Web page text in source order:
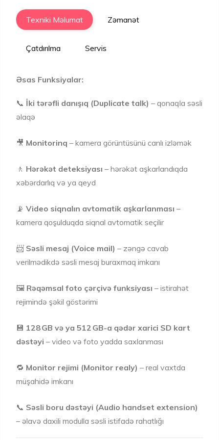
Texniki Məlumat Zəmanət
Çatdırılma Servis
Əsas Funksiyalar:
📞 İki tərəfli danışıq (Duplicate talk) – qonaqla səsli
əlaqə
🎥 Monitorinq – kamera görüntüsünü canlı izləmək
🚶 Hərəkət deteksiyası – hərəkət aşkarlandıqda
xəbərdarlıq və ya qeyd
📡 Video siqnalın avtomatik aşkarlanması –
kamera qoşulduqda siqnal avtomatik seçilir
📨 Səsli mesaj (Voice mail) – zəngə cavab
verilmədikdə səsli mesaj buraxmaq imkanı
🖼️ Rəqəmsal foto çərçivə funksiyası – istirahət
rejimində şəkil göstərimi
💾 128 GB və ya 512 GB-a qədər xarici SD kart
dəstəyi – video və foto yadda saxlanması
🔁 Monitor rejimi (Monitor realy) – real vaxtda
müşahidə imkanı
📞 Səsli boru dəstəyi (Audio handset extension)
– əlavə daxili modulla səsli istifadə rahatlığı